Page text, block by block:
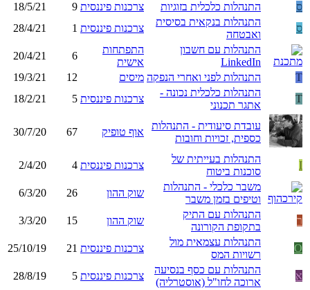
ס
התנהלות כלכלית בזוגיות צרכנות פיננסית 9
18/5/21
ס
התנהלות בנקאית בסיסית
ואבטחה
צרכנות פיננסית 1
28/4/21
התנהלות עם חשבון
LinkedIn
התפתחות
אישית
6
20/4/21
T
התנהלות לפני ואחרי הנפקה מיסים 12
19/3/21
T
התנהלות כלכלית נכונה -
אתגר תכנוני
צרכנות פיננסית 5
18/2/21
עובדת סיעודית - התנהלות
כספית, זכויות וחובות
אוף טופיק 67
30/7/20
I
התנהלות בעייתית של
סוכנות ביטוח
צרכנות פיננסית 4
2/4/20
משבר כלכלי - התנהלות
וטיפים בזמן משבר
שוק ההון 26
6/3/20
ר
התנהלות עם התיק
בתקופת הקורונה
שוק ההון 15
3/3/20
O
התנהלות עצמאית מול
רשויות המס
צרכנות פיננסית 21
25/10/19
א
התנהלות עם כסף בנסיעה
ארוכה לחו"ל (אוסטרליה)
צרכנות פיננסית 5
28/8/19